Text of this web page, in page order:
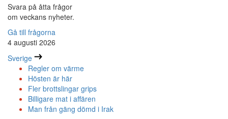
Svara på åtta frågor
om veckans nyheter.
Gå till frågorna
4 augusti 2026
Sverige
Regler om värme
Hösten är här
Fler brottslingar grips
Billigare mat i affären
Man från gäng dömd i Irak